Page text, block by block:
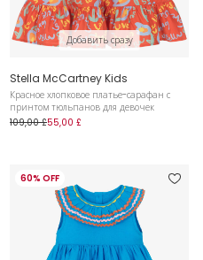
Добавить сразу
Stella McCartney Kids
Красное хлопковое платье-сарафан с
принтом тюльпанов для девочек
109,00 £55,00 £
60% OFF